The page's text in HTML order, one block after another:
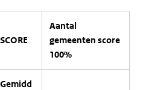
SCORE
Aantal
gemeenten score
100%
Gemidd